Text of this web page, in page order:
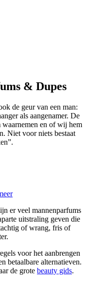
& Dupes
de geur van een man:
als aangenamer. De
en of wij hem
Niet voor niets bestaat
er veel mannenparfums
uitstraling geven die
of wrang, fris of
voor het aanbrengen
betaalbare alternatieven.
de grote beauty gids.